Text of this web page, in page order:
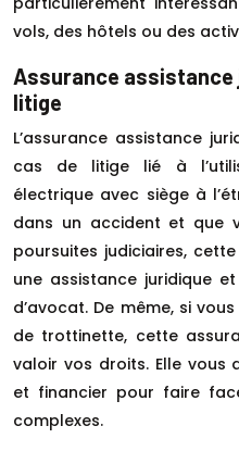
vols, des hôtels ou des
Assurance assistance
litige
L’assurance assistance
cas de litige lié à
électrique avec siège à
dans un accident et que
poursuites judiciaires,
une assistance juridique
d’avocat. De même, si
de trottinette, cette
valoir vos droits. Elle vous
et financier pour faire
complexes.